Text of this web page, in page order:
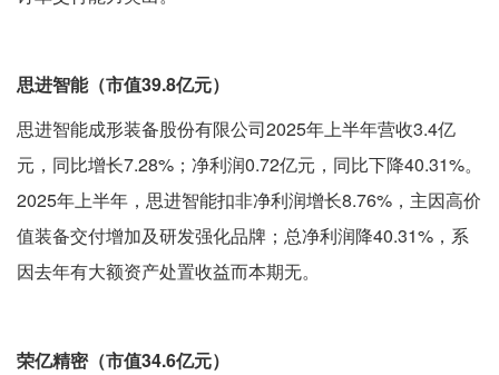
思进智能（市值39.8亿元）
思进智能成形装备股份有限公司2025年上半年营收3.4亿
元，同比增长7.28%；净利润0.72亿元，同比下降40.31%。
2025年上半年，思进智能扣非净利润增长8.76%，主因高价
值装备交付增加及研发强化品牌；总净利润降40.31%，系
因去年有大额资产处置收益而本期无。
荣亿精密（市值34.6亿元）